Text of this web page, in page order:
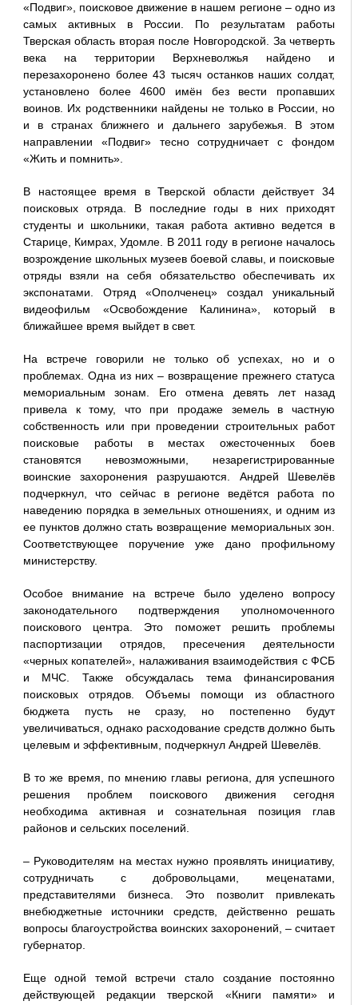
«Подвиг», поисковое движение в нашем регионе – одно из
самых активных в России. По результатам работы
Тверская область вторая после Новгородской. За четверть
века на территории Верхневолжья найдено и
перезахоронено более 43 тысяч останков наших солдат,
установлено более 4600 имён без вести пропавших
воинов. Их родственники найдены не только в России, но
и в странах ближнего и дальнего зарубежья. В этом
направлении «Подвиг» тесно сотрудничает с фондом
«Жить и помнить».
В настоящее время в Тверской области действует 34
поисковых отряда. В последние годы в них приходят
студенты и школьники, такая работа активно ведется в
Старице, Кимрах, Удомле. В 2011 году в регионе началось
возрождение школьных музеев боевой славы, и поисковые
отряды взяли на себя обязательство обеспечивать их
экспонатами. Отряд «Ополченец» создал уникальный
видеофильм «Освобождение Калинина», который в
ближайшее время выйдет в свет.
На встрече говорили не только об успехах, но и о
проблемах. Одна из них – возвращение прежнего статуса
мемориальным зонам. Его отмена девять лет назад
привела к тому, что при продаже земель в частную
собственность или при проведении строительных работ
поисковые работы в местах ожесточенных боев
становятся невозможными, незарегистрированные
воинские захоронения разрушаются. Андрей Шевелёв
подчеркнул, что сейчас в регионе ведётся работа по
наведению порядка в земельных отношениях, и одним из
ее пунктов должно стать возвращение мемориальных зон.
Соответствующее поручение уже дано профильному
министерству.
Особое внимание на встрече было уделено вопросу
законодательного подтверждения уполномоченного
поискового центра. Это поможет решить проблемы
паспортизации отрядов, пресечения деятельности
«черных копателей», налаживания взаимодействия с ФСБ
и МЧС. Также обсуждалась тема финансирования
поисковых отрядов. Объемы помощи из областного
бюджета пусть не сразу, но постепенно будут
увеличиваться, однако расходование средств должно быть
целевым и эффективным, подчеркнул Андрей Шевелёв.
В то же время, по мнению главы региона, для успешного
решения проблем поискового движения сегодня
необходима активная и сознательная позиция глав
районов и сельских поселений.
– Руководителям на местах нужно проявлять инициативу,
сотрудничать с добровольцами, меценатами,
представителями бизнеса. Это позволит привлекать
внебюджетные источники средств, действенно решать
вопросы благоустройства воинских захоронений, – считает
губернатор.
Еще одной темой встречи стало создание постоянно
действующей редакции тверской «Книги памяти» и